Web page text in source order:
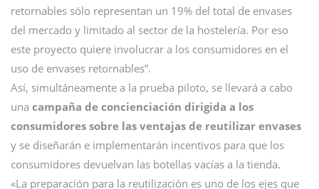
retornables sólo representan un 19% del total de envases
del mercado y limitado al sector de la hostelería. Por eso
este proyecto quiere involucrar a los consumidores en el
uso de envases retornables”.
Así, simultáneamente a la prueba piloto, se llevará a cabo
una campaña de concienciación dirigida a los
consumidores sobre las ventajas de reutilizar envases
y se diseñarán e implementarán incentivos para que los
consumidores devuelvan las botellas vacías a la tienda.
«La preparación para la reutilización es uno de los ejes que